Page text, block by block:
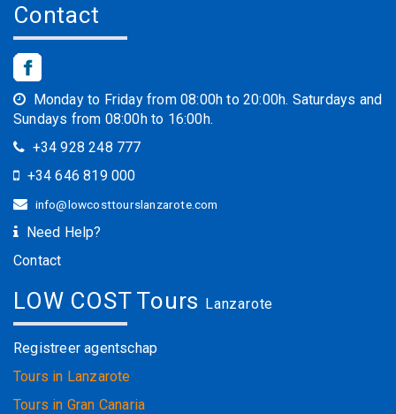
Contact
Monday to Friday from 08:00h to 20:00h. Saturdays and
Sundays from 08:00h to 16:00h.
+34 928 248 777
+34 646 819 000
info@lowcosttourslanzarote.com
Need Help?
Contact
LOW COST Tours Lanzarote
Registreer agentschap
Tours in Lanzarote
Tours in Gran Canaria